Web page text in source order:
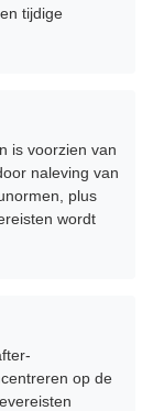
tijdige
is voorzien van
naleving van
plus
wordt
op de